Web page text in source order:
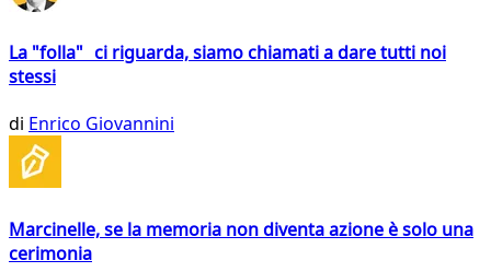
La "folla" ci riguarda, siamo chiamati a dare tutti noi
stessi
di Enrico Giovannini
Marcinelle, se la memoria non diventa azione è solo una
cerimonia